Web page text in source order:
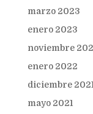
marzo 2023
enero 2023
noviembre
enero 2022
diciembre
mayo 2021